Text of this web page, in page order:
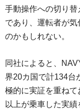
手動操作への切り
であり、運転者が
のかもしれない。
同社によると、
界20カ国で計134台
極的に実証を重ねて
以上が乗車した実績